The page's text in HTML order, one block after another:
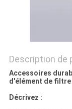
Description de
Accessoires
d'élément de filtre
Décrivez :